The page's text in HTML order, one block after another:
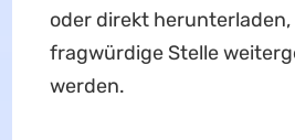
oder direkt herunterladen,
fragwürdige Stelle
werden.